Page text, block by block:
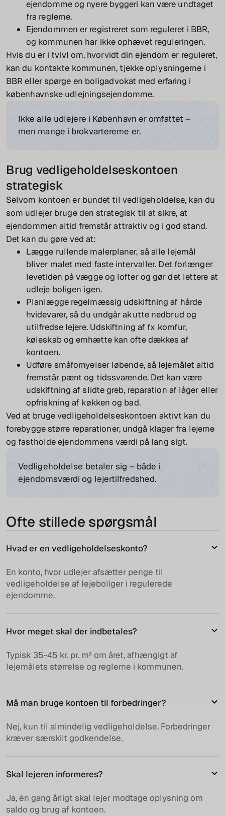
ejendomme og nyere byggeri kan være undtaget
fra reglerne.
Ejendommen er registreret som reguleret i BBR,
og kommunen har ikke ophævet reguleringen.
Hvis du er i tvivl om, hvorvidt din ejendom er reguleret,
kan du kontakte kommunen, tjekke oplysningerne i
BBR eller spørge en boligadvokat med erfaring i
københavnske udlejningsejendomme.
Ikke alle udlejere i København er omfattet –
men mange i brokvartererne er.
Brug vedligeholdelseskontoen
strategisk
Selvom kontoen er bundet til vedligeholdelse, kan du
som udlejer bruge den strategisk til at sikre, at
ejendommen altid fremstår attraktiv og i god stand.
Det kan du gøre ved at:
Lægge rullende malerplaner, så alle lejemål
bliver malet med faste intervaller. Det forlænger
levetiden på vægge og lofter og gør det lettere at
udleje boligen igen.
Planlægge regelmæssig udskiftning af hårde
hvidevarer, så du undgår akutte nedbrud og
utilfredse lejere. Udskiftning af fx komfur,
køleskab og emhætte kan ofte dækkes af
kontoen.
Udføre småfornyelser løbende, så lejemålet altid
fremstår pænt og tidssvarende. Det kan være
udskiftning af slidte greb, reparation af låger eller
opfriskning af køkken og bad.
Ved at bruge vedligeholdelseskontoen aktivt kan du
forebygge større reparationer, undgå klager fra lejerne
og fastholde ejendommens værdi på lang sigt.
Vedligeholdelse betaler sig – både i
ejendomsværdi og lejertilfredshed.
Ofte stillede spørgsmål
Hvad er en vedligeholdelseskonto?
En konto, hvor udlejer afsætter penge til
vedligeholdelse af lejeboliger i regulerede
ejendomme.
Hvor meget skal der indbetales?
Typisk 35-45 kr. pr. m² om året, afhængigt af
lejemålets størrelse og reglerne i kommunen.
Må man bruge kontoen til forbedringer?
Nej, kun til almindelig vedligeholdelse. Forbedringer
kræver særskilt godkendelse.
Skal lejeren informeres?
Ja, én gang årligt skal lejer modtage oplysning om
saldo og brug af kontoen.